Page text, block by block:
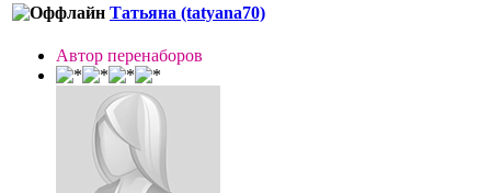
Татьяна (tatyana70)
Автор перенаборов